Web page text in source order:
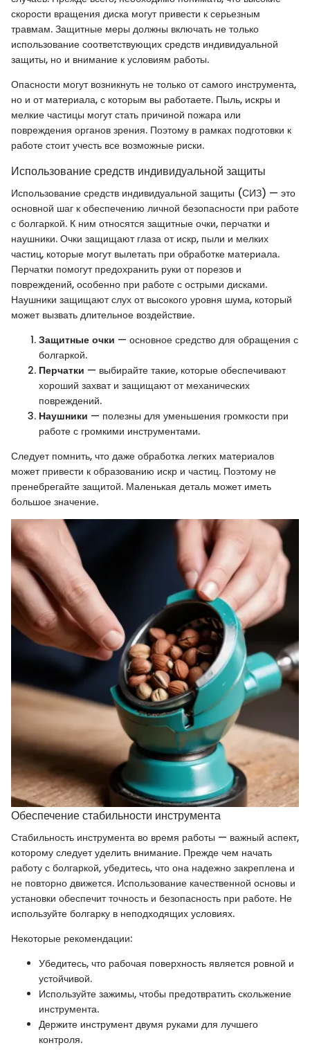
скорости вращения диска могут привести к серьезным
травмам. Защитные меры должны включать не только
использование соответствующих средств индивидуальной
защиты, но и внимание к условиям работы.
Опасности могут возникнуть не только от самого инструмента,
но и от материала, с которым вы работаете. Пыль, искры и
мелкие частицы могут стать причиной пожара или
повреждения органов зрения. Поэтому в рамках подготовки к
работе стоит учесть все возможные риски.
Использование средств индивидуальной защиты
Использование средств индивидуальной защиты (СИЗ) — это
основной шаг к обеспечению личной безопасности при работе
с болгаркой. К ним относятся защитные очки, перчатки и
наушники. Очки защищают глаза от искр, пыли и мелких
частиц, которые могут вылетать при обработке материала.
Перчатки помогут предохранить руки от порезов и
повреждений, особенно при работе с острыми дисками.
Наушники защищают слух от высокого уровня шума, который
может вызвать длительное воздействие.
Защитные очки — основное средство для обращения с
болгаркой.
Перчатки — выбирайте такие, которые обеспечивают
хороший захват и защищают от механических
повреждений.
Наушники — полезны для уменьшения громкости при
работе с громкими инструментами.
Следует помнить, что даже обработка легких материалов
может привести к образованию искр и частиц. Поэтому не
пренебрегайте защитой. Маленькая деталь может иметь
большое значение.
Обеспечение стабильности инструмента
Стабильность инструмента во время работы — важный аспект,
которому следует уделить внимание. Прежде чем начать
работу с болгаркой, убедитесь, что она надежно закреплена и
не повторно движется. Использование качественной основы и
установки обеспечит точность и безопасность при работе. Не
используйте болгарку в неподходящих условиях.
Некоторые рекомендации:
Убедитесь, что рабочая поверхность является ровной и
устойчивой.
Используйте зажимы, чтобы предотвратить скольжение
инструмента.
Держите инструмент двумя руками для лучшего
контроля.